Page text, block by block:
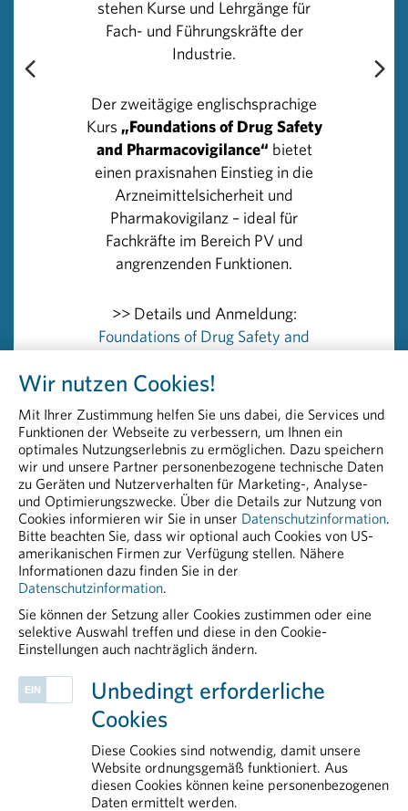
behördlich freigegebenes Präparat wird.
Gerade in Österreich ist die Dichte an Spendezentren
hoch und daher fast überall möglich. Dafür sind in
Österreich alle Menschen zwischen 18 und 60 Jahren
zugelassen. Sie müssen sich gesund fühlen und einen
Spende-Termin beim nächstgelegenen Plasmazentrum
vereinbaren. Einen Überblick bietet beispielsweise diese
https://www.plasmaspende.at/plasmazentren-
PHARMIG – Verband der pharmazeutischen Industrie
Peter Richter, BA MA MBA
peter.richter@PHARMIG.at
pharmig.at
20221207 Zu wenig Plasmaspenden gefährden die
medizinische Versorgung.pdf
PDF - 36,29 KB
Kontakt
Communications
PHARMIG-Verhaltenscodex
Über uns
stehen Kurse und Lehrgänge für
Fach- und Führungskräfte der
Industrie.
Der zweitägige englischsprachige
Kurs „Foundations of Drug Safety
and Pharmacovigilance“ bietet
einen praxisnahen Einstieg in die
Arzneimittelsicherheit und
Pharmakovigilanz – ideal für
Fachkräfte im Bereich PV und
angrenzenden Funktionen.
>> Details und Anmeldung:
Foundations of Drug Safety and
Wir nutzen Cookies!
Mit Ihrer Zustimmung helfen Sie uns dabei, die Services und
Funktionen der Webseite zu verbessern, um Ihnen ein
optimales Nutzungserlebnis zu ermöglichen. Dazu speichern
wir und unsere Partner personenbezogene technische Daten
zu Geräten und Nutzerverhalten für Marketing-, Analyse-
und Optimierungszwecke. Über die Details zur Nutzung von
Cookies informieren wir Sie in unser Datenschutzinformation.
Bitte beachten Sie, dass wir optional auch Cookies von US-
amerikanischen Firmen zur Verfügung stellen. Nähere
Informationen dazu finden Sie in der
Datenschutzinformation.
Sie können der Setzung aller Cookies zustimmen oder eine
selektive Auswahl treffen und diese in den Cookie-
Einstellungen auch nachträglich ändern.
Unbedingt erforderliche
Cookies
Diese Cookies sind notwendig, damit unsere
Website ordnungsgemäß funktioniert. Aus
diesen Cookies können keine personenbezogenen
Daten ermittelt werden.